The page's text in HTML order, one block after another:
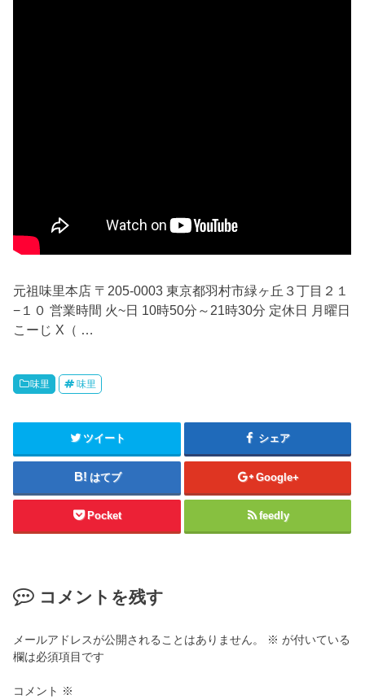
元祖味里本店 〒205-0003 東京都羽村市緑ヶ丘３丁目２１
−１０ 営業時間 火~日 10時50分～21時30分 定休日 月曜日
こーじ X（ …
味里 味里
ツイート シェア
はてブ Google+
Pocket feedly
コメントを残す
メールアドレスが公開されることはありません。 ※ が付いている
欄は必須項目です
コメント ※